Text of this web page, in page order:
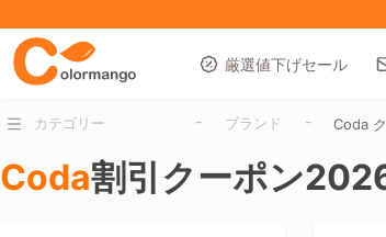
厳選値下げセール
カテゴリー - ブランド - Coda
Coda割引クーポン